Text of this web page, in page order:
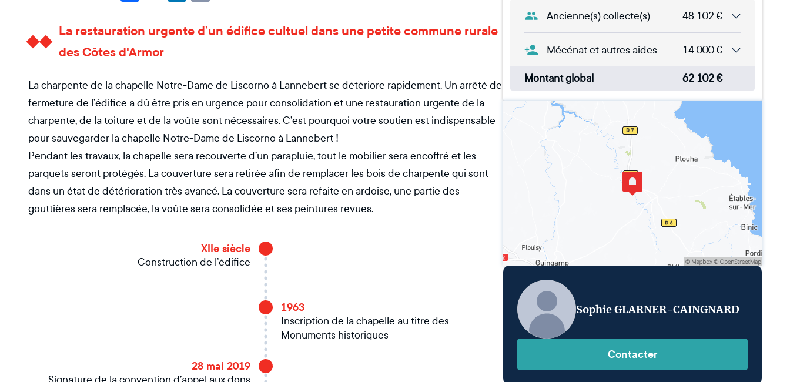
La restauration urgente d’un édifice cultuel dans une petite commune rurale
des Côtes d'Armor
La charpente de la chapelle Notre-Dame de Liscorno à Lannebert se détériore rapidement. Un arrêté de
fermeture de l’édifice a dû être pris en urgence pour consolidation et une restauration urgente de la
charpente, de la toiture et de la voûte sont nécessaires. C’est pourquoi votre soutien est indispensable
pour sauvegarder la chapelle Notre-Dame de Liscorno à Lannebert !
Pendant les travaux, la chapelle sera recouverte d’un parapluie, tout le mobilier sera encoffré et les
parquets seront protégés. La couverture sera retirée afin de remplacer les bois de charpente qui sont
dans un état de détérioration très avancé. La couverture sera refaite en ardoise, une partie des
gouttières sera remplacée, la voûte sera consolidée et ses peintures revues.
XIIe siècle
Construction de l’édifice
1963
Inscription de la chapelle au titre des
Monuments historiques
28 mai 2019
Ancienne(s) collecte(s) 48 102 €
Mécénat et autres aides 14 000€
Montant global 62 102€
Sophie GLARNER-CAINGNARD
Contacter